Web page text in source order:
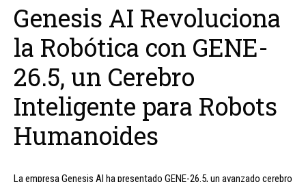
Genesis AI Revoluciona
la Robótica con GENE-
26.5, un Cerebro
Inteligente para Robots
Humanoides
La empresa Genesis AI ha presentado GENE-26.5, un avanzado cerebro